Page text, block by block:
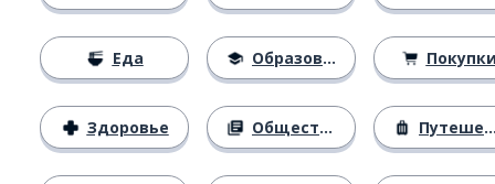
Еда
Здоровье
Образование
Общество Путешествия